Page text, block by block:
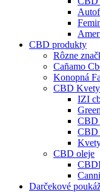
CBD produkty
Rôzne
Cañamo
Konopná
CBD Kvety
IZI
CBD
CBD
CBD oleje
Darčekové